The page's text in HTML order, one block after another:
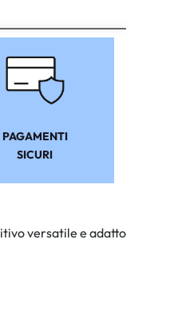
PAGAMENTI
SICURI
versatile e adatto